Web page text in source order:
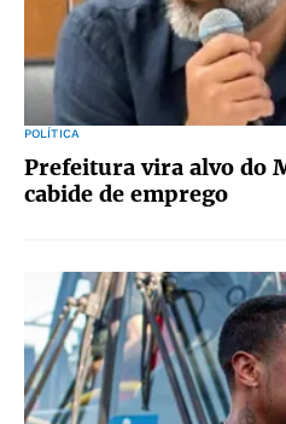
POLÍTICA
Prefeitura vira alvo do
cabide de emprego